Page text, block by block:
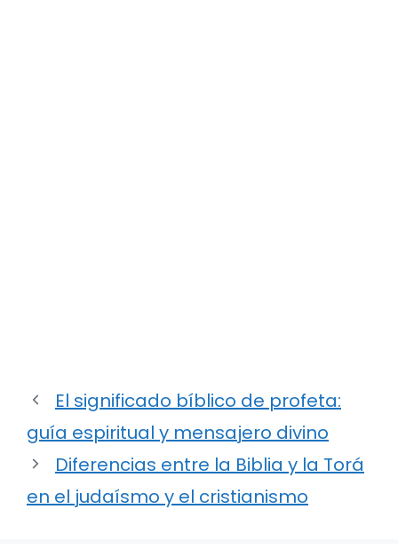
El significado bíblico de profeta:
guía espiritual y mensajero divino
Diferencias entre la Biblia y la Torá
en el judaísmo y el cristianismo